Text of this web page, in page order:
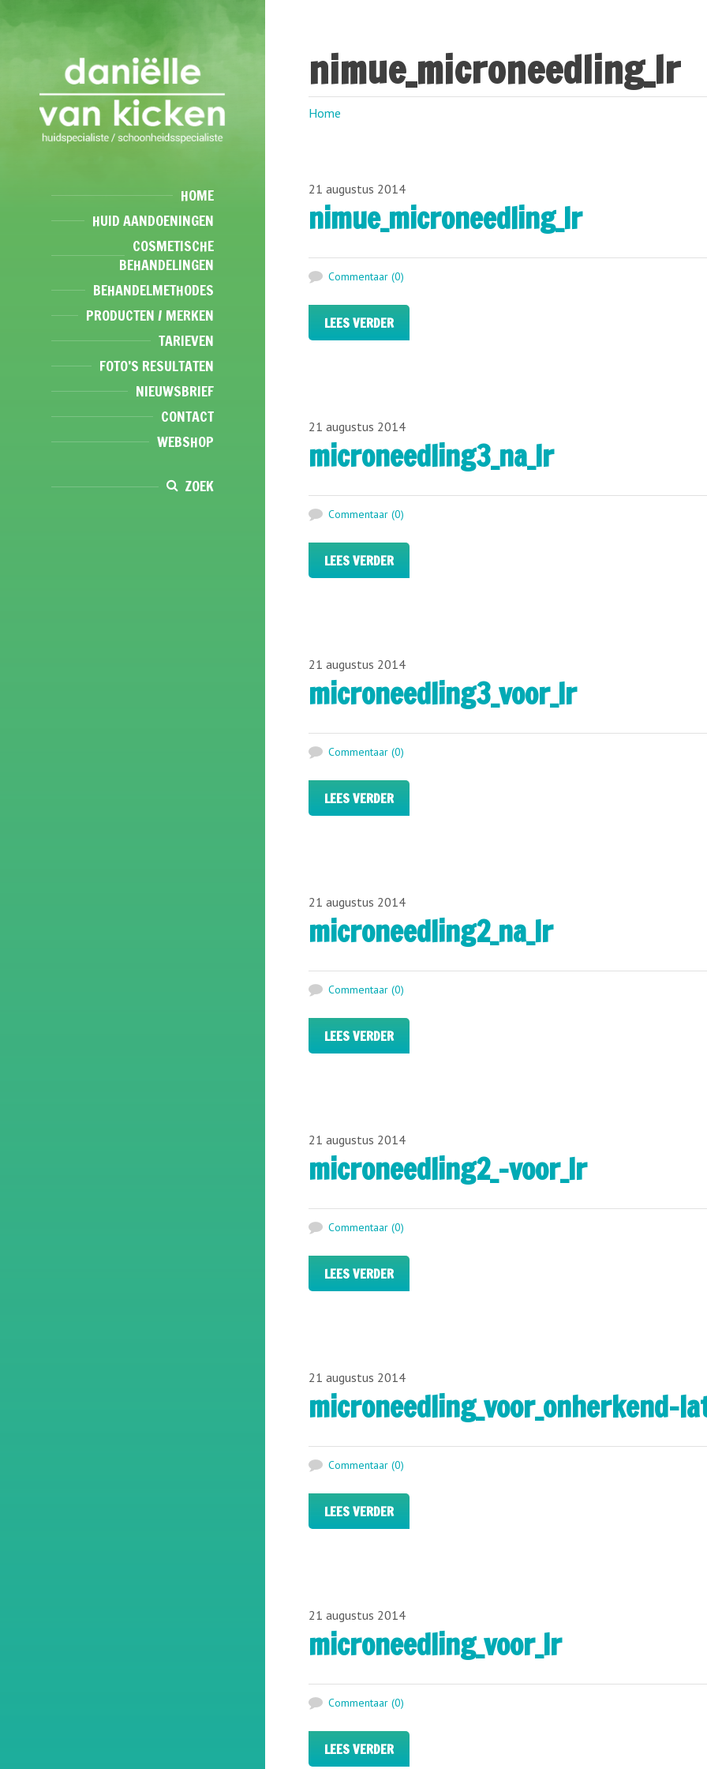
HOME
HUID AANDOENINGEN
COSMETISCHE
BEHANDELINGEN
BEHANDELMETHODES
PRODUCTEN / MERKEN
TARIEVEN
FOTO’S RESULTATEN
NIEUWSBRIEF
CONTACT
WEBSHOP
ZOEK
nimue_microneedling_lr
Home
21 augustus 2014
nimue_microneedling_lr
Commentaar (0)
LEES VERDER
21 augustus 2014
microneedling3_na_lr
Commentaar (0)
LEES VERDER
21 augustus 2014
microneedling3_voor_lr
Commentaar (0)
LEES VERDER
21 augustus 2014
microneedling2_na_lr
Commentaar (0)
LEES VERDER
21 augustus 2014
microneedling2_-voor_lr
Commentaar (0)
LEES VERDER
21 augustus 2014
microneedling_voor_onherkend-
Commentaar (0)
LEES VERDER
21 augustus 2014
microneedling_voor_lr
Commentaar (0)
LEES VERDER